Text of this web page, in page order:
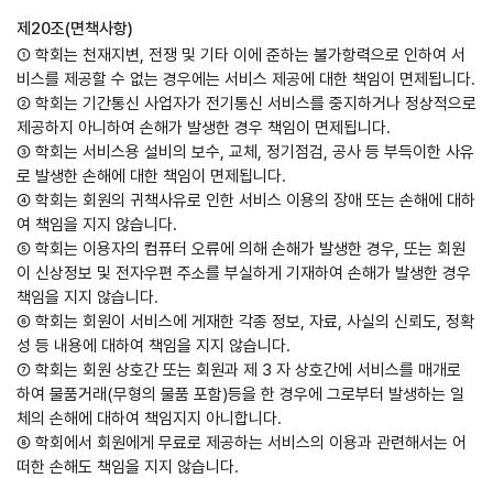
제20조(면책사항)
① 학회는 천재지변, 전쟁 및 기타 이에 준하는 불가항력으로 인하여 서
비스를 제공할 수 없는 경우에는 서비스 제공에 대한 책임이 면제됩니다.
② 학회는 기간통신 사업자가 전기통신 서비스를 중지하거나 정상적으로
제공하지 아니하여 손해가 발생한 경우 책임이 면제됩니다.
③ 학회는 서비스용 설비의 보수, 교체, 정기점검, 공사 등 부득이한 사유
로 발생한 손해에 대한 책임이 면제됩니다.
④ 학회는 회원의 귀책사유로 인한 서비스 이용의 장애 또는 손해에 대하
여 책임을 지지 않습니다.
⑤ 학회는 이용자의 컴퓨터 오류에 의해 손해가 발생한 경우, 또는 회원
이 신상정보 및 전자우편 주소를 부실하게 기재하여 손해가 발생한 경우
책임을 지지 않습니다.
⑥ 학회는 회원이 서비스에 게재한 각종 정보, 자료, 사실의 신뢰도, 정확
성 등 내용에 대하여 책임을 지지 않습니다.
⑦ 학회는 회원 상호간 또는 회원과 제 3 자 상호간에 서비스를 매개로
하여 물품거래(무형의 물품 포함)등을 한 경우에 그로부터 발생하는 일
체의 손해에 대하여 책임지지 아니합니다.
⑧ 학회에서 회원에게 무료로 제공하는 서비스의 이용과 관련해서는 어
떠한 손해도 책임을 지지 않습니다.